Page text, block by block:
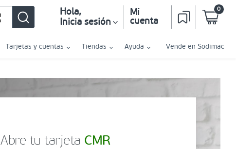
Hola,
Inicia sesión
Mi
cuenta
0
Tarjetas y cuentas Tiendas Ayuda Vende en Sodimac
Abre tu tarjeta CMR